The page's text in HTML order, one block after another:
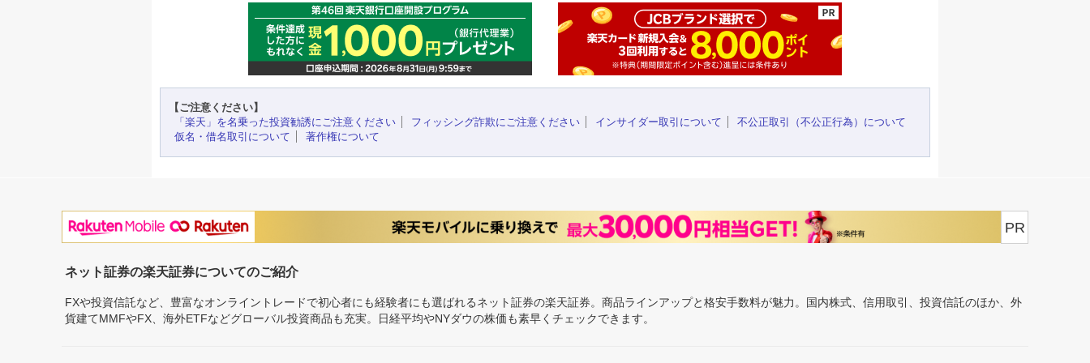
【ご注意ください】
「楽天」を名乗った投資勧誘にご注意ください
フィッシング詐欺にご注意ください インサイダー取引について
不公正取引（不公正行為）について
仮名・借名取引について
著作権について
PR
ネット証券の楽天証券についてのご紹介
FXや投資信託など、豊富なオンライントレードで初心者にも経験者にも選ばれるネット証券の楽天証券。商品ラインアップと格安手数料が魅力。国内株式、信用取引、投資信託のほか、外
貨建てMMFやFX、海外ETFなどグローバル投資商品も充実。日経平均やNYダウの株価も素早くチェックできます。